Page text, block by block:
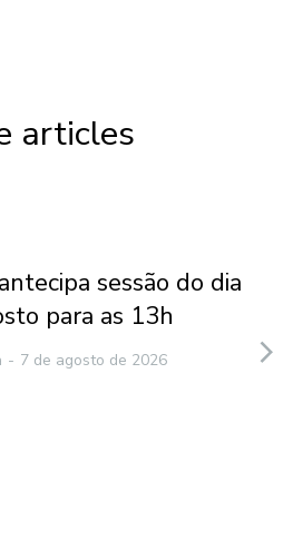
articles
sessão do dia
para as 13h
7 de agosto de 2026